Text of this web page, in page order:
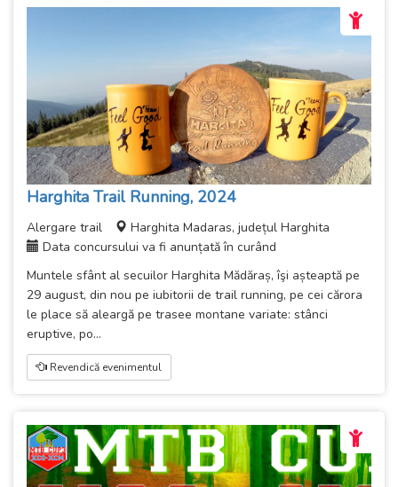
Harghita Trail Running, 2024
Alergare trail
Harghita Madaras, județul Harghita
Data concursului va fi anunțată în curând
Muntele sfânt al secuilor Harghita Mădăraș, îşi așteaptă pe
29 august, din nou pe iubitorii de trail running, pe cei cărora
le place să aleargă pe trasee montane variate: stânci
eruptive, po...
Revendică evenimentul